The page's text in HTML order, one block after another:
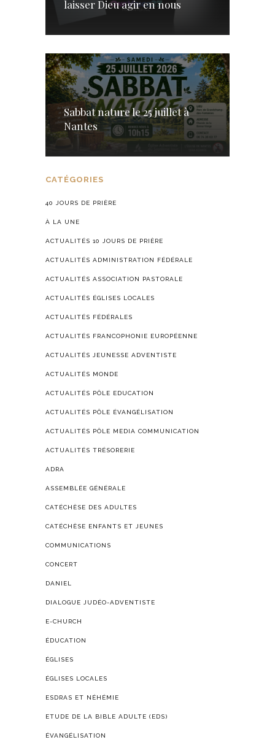
laisser Dieu agir en nous
Sabbat nature le 25 juillet à
Nantes
CATÉGORIES
40 JOURS DE PRIÈRE
À LA UNE
ACTUALITÉS 10 JOURS DE PRIÈRE
ACTUALITÉS ADMINISTRATION FÉDÉRALE
ACTUALITÉS ASSOCIATION PASTORALE
ACTUALITÉS ÉGLISES LOCALES
ACTUALITÉS FÉDÉRALES
ACTUALITÉS FRANCOPHONIE EUROPÉENNE
ACTUALITÉS JEUNESSE ADVENTISTE
ACTUALITÉS MONDE
ACTUALITÉS PÔLE EDUCATION
ACTUALITÉS PÔLE ÉVANGÉLISATION
ACTUALITÉS PÔLE MEDIA COMMUNICATION
ACTUALITÉS TRÉSORERIE
ADRA
ASSEMBLÉE GÉNÉRALE
CATÉCHÈSE DES ADULTES
CATÉCHÈSE ENFANTS ET JEUNES
COMMUNICATIONS
CONCERT
DANIEL
DIALOGUE JUDÉO-ADVENTISTE
E-CHURCH
ÉDUCATION
ÉGLISES
ÉGLISES LOCALES
ESDRAS ET NÉHÉMIE
ETUDE DE LA BIBLE ADULTE (EDS)
ÉVANGÉLISATION